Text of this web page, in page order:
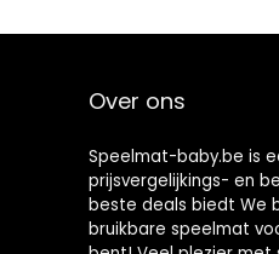
Over ons
Speelmat-baby.be is
prijsvergelijkings- en
beste deals biedt We
bruikbare speelmat